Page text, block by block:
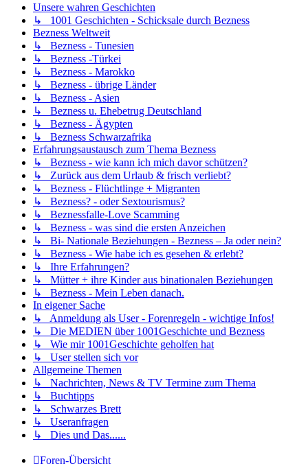
Unsere wahren Geschichten
↳ 1001 Geschichten - Schicksale durch Bezness
Bezness Weltweit
↳ Bezness - Tunesien
↳ Bezness -Türkei
↳ Bezness - Marokko
↳ Bezness - übrige Länder
↳ Bezness - Asien
↳ Bezness u. Ehebetrug Deutschland
↳ Bezness - Ägypten
↳ Bezness Schwarzafrika
Erfahrungsaustausch zum Thema Bezness
↳ Bezness - wie kann ich mich davor schützen?
↳ Zurück aus dem Urlaub & frisch verliebt?
↳ Bezness - Flüchtlinge + Migranten
↳ Bezness? - oder Sextourismus?
↳ Beznessfalle-Love Scamming
↳ Bezness - was sind die ersten Anzeichen
↳ Bi- Nationale Beziehungen - Bezness – Ja oder nein?
↳ Bezness - Wie habe ich es gesehen & erlebt?
↳ Ihre Erfahrungen?
↳ Mütter + ihre Kinder aus binationalen Beziehungen
↳ Bezness - Mein Leben danach.
In eigener Sache
↳ Anmeldung als User - Forenregeln - wichtige Infos!
↳ Die MEDIEN über 1001Geschichte und Bezness
↳ Wie mir 1001Geschichte geholfen hat
↳ User stellen sich vor
Allgemeine Themen
↳ Nachrichten, News & TV Termine zum Thema
↳ Buchtipps
↳ Schwarzes Brett
↳ Useranfragen
↳ Dies und Das......
Foren-Übersicht